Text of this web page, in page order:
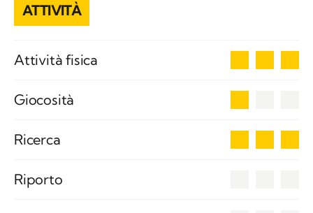
ATTIVITÀ
Attività fisica
Giocosità
Ricerca
Riporto